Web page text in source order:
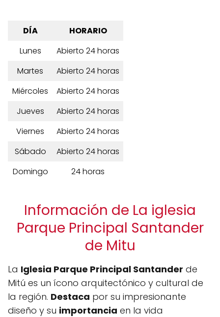
DÍA
HORARIO
Lunes
Abierto 24 horas
Martes
Abierto 24 horas
Miércoles
Abierto 24 horas
Jueves
Abierto 24 horas
Viernes
Abierto 24 horas
Sábado
Abierto 24 horas
Domingo
24 horas
Información de La iglesia
Parque Principal Santander
de Mitu
La Iglesia Parque Principal Santander de
Mitú es un ícono arquitectónico y cultural de
la región. Destaca por su impresionante
diseño y su importancia en la vida